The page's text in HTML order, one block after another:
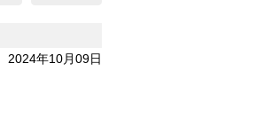
2024年10月09日